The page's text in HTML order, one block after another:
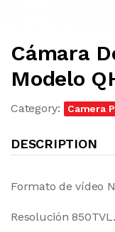
Cámara
Modelo
Category: Camera
DESCRIPTION
Formato de vídeo
Resolución